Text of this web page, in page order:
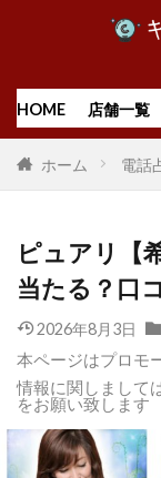
HOME 店舗一覧
ホーム 電話
ピュアリ【
当たる？口
2026年8月3日
本ページはプロモ
情報に関しまして
をお願い致します